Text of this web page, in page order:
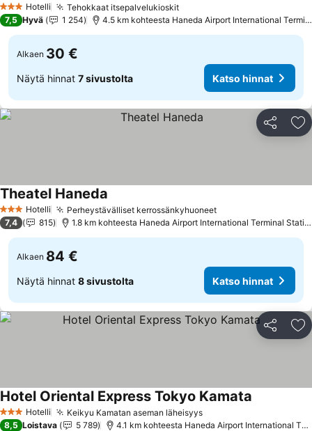
3 Tähtiluokitus
Hotelli Tehokkaat itsepalvelukioskitKatso hinnat
7,5 Hyvä 1 254 4.5 km kohteesta Haneda Airport International
Alkaen 30 €
Näytä hinnat 7 sivustolta Katso hinnat
Jaa
3 Tähtiluokitus
Hotelli Perheystävälliset kerrossänkyhuoneetKatso hinnat
Theatel Haneda
7,4 815 1.8 km kohteesta Haneda Airport International Terminal
Alkaen 84 €
Näytä hinnat 8 sivustolta Katso hinnat
Jaa
3 Tähtiluokitus
Hotelli Keikyu Kamatan aseman läheisyysKatso hinnat
Hotel Oriental Express Tokyo Kamata
8,5 Loistava 5 789 4.1 km kohteesta Haneda Airport International